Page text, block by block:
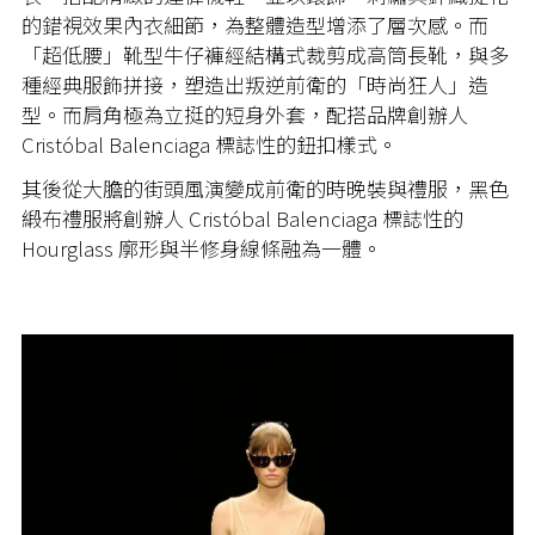
的錯視效果內衣細節，為整體造型增添了層次感。而
「超低腰」靴型牛仔褲經結構式裁剪成高筒長靴，與多
種經典服飾拼接，塑造出叛逆前衛的「時尚狂人」造
型。而肩角極為立挺的短身外套，配搭品牌創辦人
Cristóbal Balenciaga 標誌性的鈕扣樣式。
其後從大膽的街頭風演變成前衛的時晚裝與禮服，黑色
緞布禮服將創辦人 Cristóbal Balenciaga 標誌性的
Hourglass 廓形與半修身線條融為一體。